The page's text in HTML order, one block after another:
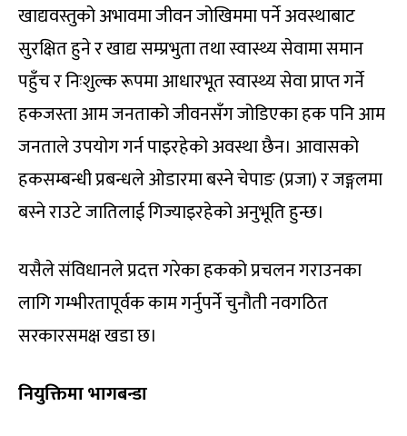
खाद्यवस्तुको अभावमा जीवन जोखिममा पर्ने अवस्थाबाट
सुरक्षित हुने र खाद्य सम्प्रभुता तथा स्वास्थ्य सेवामा समान
पहुँच र निःशुल्क रूपमा आधारभूत स्वास्थ्य सेवा प्राप्त गर्ने
हकजस्ता आम जनताको जीवनसँग जोडिएका हक पनि आम
जनताले उपयोग गर्न पाइरहेको अवस्था छैन। आवासको
हकसम्बन्धी प्रबन्धले ओडारमा बस्ने चेपाङ (प्रजा) र जङ्गलमा
बस्ने राउटे जातिलाई गिज्याइरहेको अनुभूति हुन्छ।
यसैले संविधानले प्रदत्त गरेका हकको प्रचलन गराउनका
लागि गम्भीरतापूर्वक काम गर्नुपर्ने चुनौती नवगठित
सरकारसमक्ष खडा छ।
नियुक्तिमा भागबन्डा